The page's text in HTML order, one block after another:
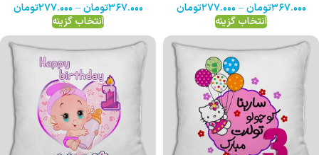
۳۶۷.۰۰۰تومان – ۲۷۷.۰۰۰تومان
انتخاب گزینه
۳۶۷.۰۰۰تومان – ۲۷۷.۰۰۰تومان
انتخاب گزینه